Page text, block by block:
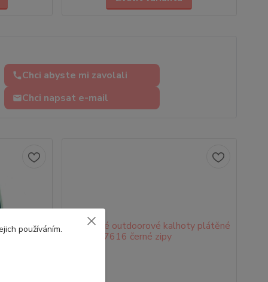
Chci abyste mi zavolali
Chci napsat e-mail
používáním.